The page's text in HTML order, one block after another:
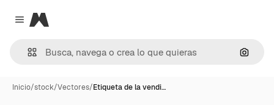
Close menu
Magnific
Inicio/stock/Vectores/Etiqueta de la vendi…